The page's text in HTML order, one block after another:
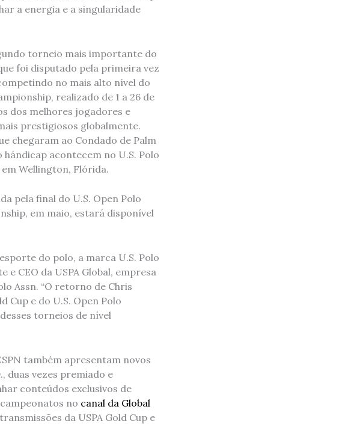
a energia e a singularidade
torneio mais importante do
foi disputado pela primeira vez
no mais alto nível do
realizado de 1 a 26 de
dos melhores jogadores e
prestigiosos globalmente.
chegaram ao Condado de Palm
acontecem no U.S. Polo
em Wellington, Flórida.
pela final do U.S. Open Polo
em maio, estará disponível
do polo, a marca U.S. Polo
e CEO da USPA Global, empresa
Assn. “O retorno de Chris
Cup e do U.S. Open Polo
torneios de nível
também apresentam novos
., duas vezes premiado e
conteúdos exclusivos de
no canal da Global
da USPA Gold Cup e